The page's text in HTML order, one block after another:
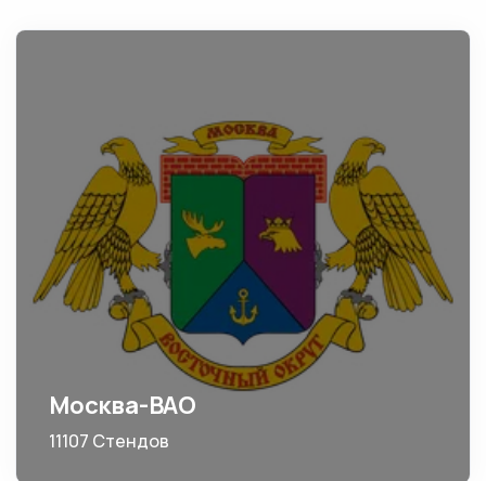
Москва-ВАО
11107 Стендов